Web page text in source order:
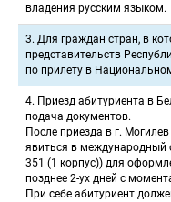
владения русским языком.
3. Для граждан стран, в
представительств
по прилету в
4. Приезд абитуриента в
подача документов.
После приезда в г.
явиться в международный
351 (1 корпус)) для
позднее 2-ух дней с
При себе абитуриент